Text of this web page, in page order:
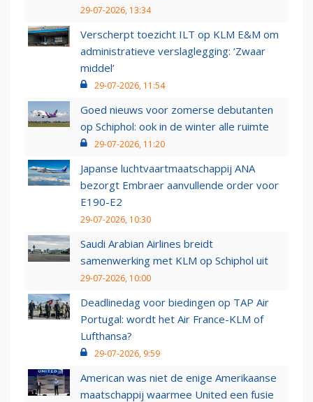
29-07-2026, 13:34
Verscherpt toezicht ILT op KLM E&M om
administratieve verslaglegging: ‘Zwaar
middel’
29-07-2026, 11:54
Goed nieuws voor zomerse debutanten
op Schiphol: ook in de winter alle ruimte
29-07-2026, 11:20
Japanse luchtvaartmaatschappij ANA
bezorgt Embraer aanvullende order voor
E190-E2
29-07-2026, 10:30
Saudi Arabian Airlines breidt
samenwerking met KLM op Schiphol uit
29-07-2026, 10:00
Deadlinedag voor biedingen op TAP Air
Portugal: wordt het Air France-KLM of
Lufthansa?
29-07-2026, 9:59
American was niet de enige Amerikaanse
maatschappij waarmee United een fusie